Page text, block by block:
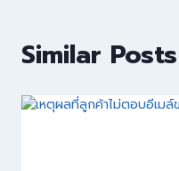
Similar Posts